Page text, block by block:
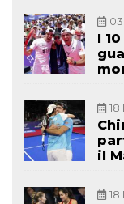
I
18
il
18